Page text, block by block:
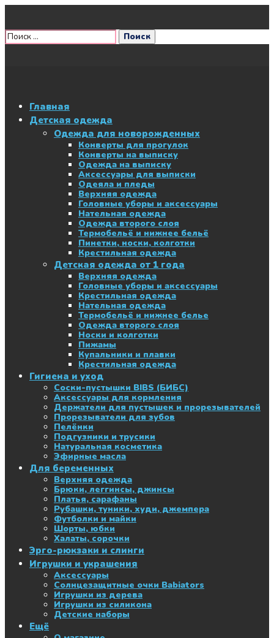
Главная
Детская одежда
Одежда для новорожденных
Конверты для прогулок
Конверты на выписку
Одежда на выписку
Аксессуары для выписки
Одеяла и пледы
Верхняя одежда
Головные уборы и аксессуары
Нательная одежда
Одежда второго слоя
Термобельё и нижнее бельё
Пинетки, носки, колготки
Крестильная одежда
Детская одежда от 1 года
Верхняя одежда
Головные уборы и аксессуары
Крестильная одежда
Нательная одежда
Термобельё и нижнее белье
Одежда второго слоя
Носки и колготки
Пижамы
Купальники и плавки
Крестильная одежда
Гигиена и уход
Соски-пустышки BIBS (БИБС)
Аксессуары для кормления
Держатели для пустышек и прорезывателей
Прорезыватели для зубов
Пелёнки
Подгузники и трусики
Натуральная косметика
Эфирные масла
Для беременных
Верхняя одежда
Брюки, леггинсы, джинсы
Платья, сарафаны
Рубашки, туники, худи, джемпера
Футболки и майки
Шорты, юбки
Халаты, сорочки
Эрго-рюкзаки и слинги
Игрушки и украшения
Аксессуары
Солнцезащитные очки Babiators
Игрушки из дерева
Игрушки из силикона
Детские наборы
Ещё